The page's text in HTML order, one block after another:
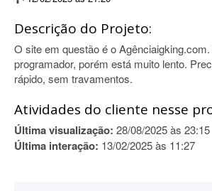
Descrição do Projeto:
O site em questão é o
programador, porém está muito lento.
rápido, sem travamentos.
Atividades do cliente nesse
Última visualização: 28/08/2025 às 23:15
Última interação: 13/02/2025 às 11:27